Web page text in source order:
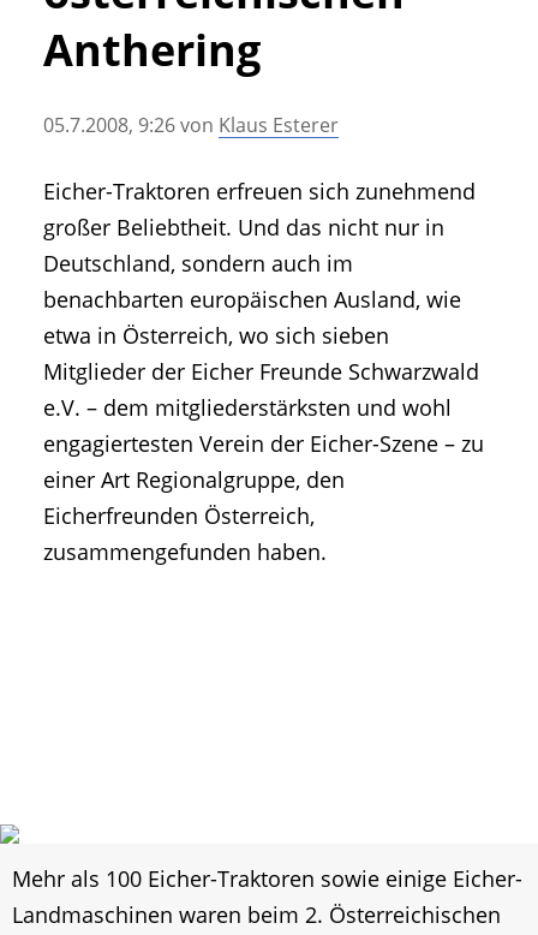
• Messen und Veranstaltungen
• Agritechnica Neuheiten Archiv
Anthering
05.7.2008, 9:26von Klaus Esterer
Eicher-Traktoren erfreuen sich zunehmend
großer Beliebtheit. Und das nicht nur in
Deutschland, sondern auch im
benachbarten europäischen Ausland, wie
etwa in Österreich, wo sich sieben
Mitglieder der Eicher Freunde Schwarzwald
e.V. – dem mitgliederstärksten und wohl
engagiertesten Verein der Eicher-Szene – zu
einer Art Regionalgruppe, den
Eicherfreunden Österreich,
zusammengefunden haben.
Mehr als 100 Eicher-Traktoren sowie einige Eicher-
Landmaschinen waren beim 2. Österreichischen